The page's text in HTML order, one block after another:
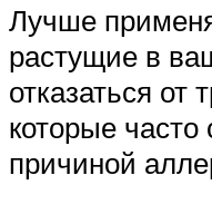
Лучше
растущие в
отказаться от
которые часто
причиной